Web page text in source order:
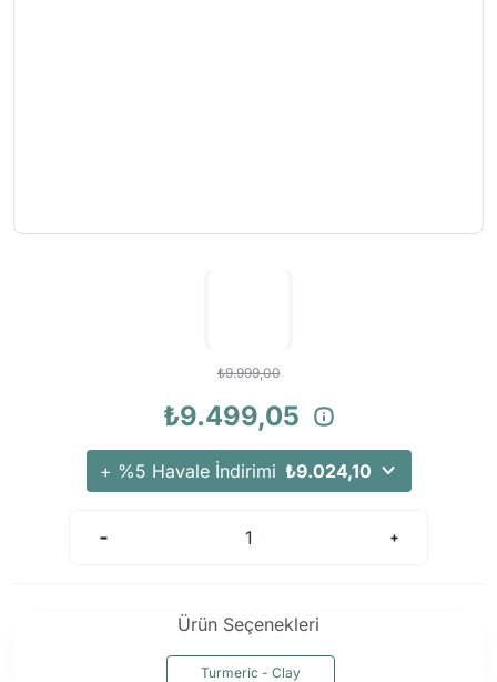
₺9.999,00
₺9.499,05
+ %5 Havale İndirimi ₺9.024,10
Ürün Seçenekleri
Turmeric - Clay